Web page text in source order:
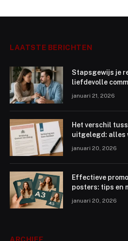
LAATSTE BERICHTEN
Stapsgewijs je
liefdevolle
januari 21, 2026
Het verschil
uitgelegd: alles
januari 20, 2026
Effectieve
posters: tips en
januari 20, 2026
ARCHIEF